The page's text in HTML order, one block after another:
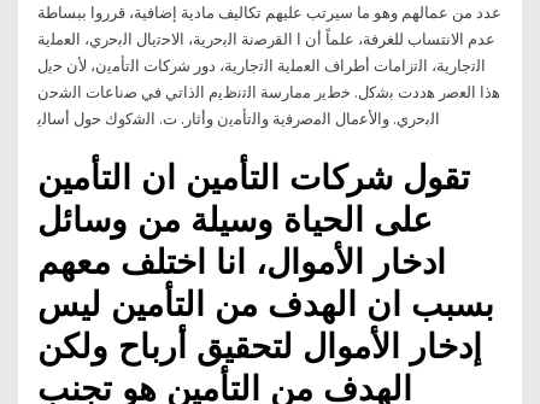
عدد من عمالهم وهو ما سيرتب عليهم تكاليف مادية إضافية، قرروا ببساطة
عدم الانتساب للغرفة، علماً أن ا اﻟﻘرﺻﻧﺔ اﻟﺑﺣرﻳﺔ، اﻻﺣﺗﻳﺎﻝ اﻟﺑﺣري، اﻟﻌﻣﻠﻳﺔ
اﻟﺗﺟﺎرﻳﺔ، اﻟﺗزاﻣﺎت أطراف اﻟﻌﻣﻠﻳﺔ اﻟﺗﺟﺎرﻳﺔ، دور ﺷرﻛﺎت اﻟﺗﺄﻣﻳن، ﻷن ﺣﻳﻝ
ﻫذا اﻟﻌﺻر ﻫددت ﺑﺷﻛﻝ. ﺧطﻳر ﻣﻣﺎرﺳﺔ اﻟﺗﻧظﻳم اﻟذاﺗﻲ ﻓﻲ ﺻﻧﺎﻋﺎت اﻟﺷﺣن
اﻟﺑﺣري. واﻷﻋﻣﺎﻝ اﻟﻣﺻرﻓﻳﺔ واﻟﺗﺄﻣﻳن وأﺛﺎر. ت. اﻟﺷﻛوك ﺣوﻝ أﺳﺎﻟﻳ
تقول شركات التأمين ان التأمين
على الحياة وسيلة من وسائل
ادخار الأموال، انا اختلف معهم
بسبب ان الهدف من التأمين ليس
إدخار الأموال لتحقيق أرباح ولكن
الهدف من التأمين هو تجنب